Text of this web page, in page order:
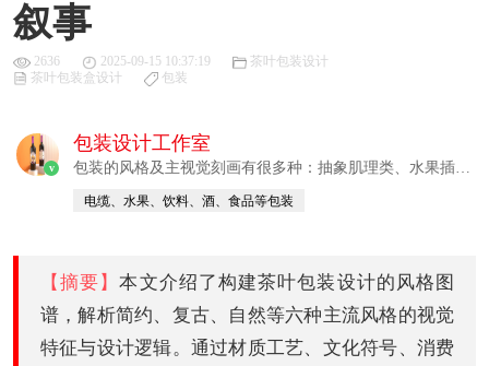
叙事
2636 2025-09-15 10:37:19
茶叶包装设计
茶叶包装盒设计
包装
v
包装设计工作室
包装的风格及主视觉刻画有很多种：抽象肌理类、水果插
电缆、水果、饮料、酒、食品等包装
【摘要】本文介绍了构建茶叶包装设计的风格图
谱，解析简约、复古、自然等六种主流风格的视觉
特征与设计逻辑。通过材质工艺、文化符号、消费